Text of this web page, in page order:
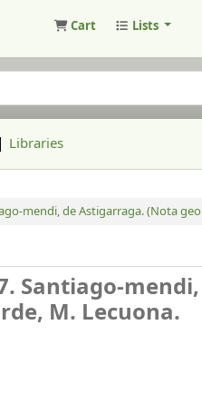
Cart Lists
Libraries
mendi, de Astigarraga. (Nota
Santiago-
M. Lecuona.